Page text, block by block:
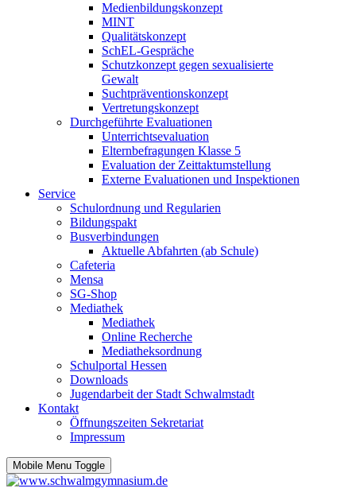
Medienbildungskonzept
MINT
Qualitätskonzept
SchEL-Gespräche
Schutzkonzept gegen sexualisierte
Gewalt
Suchtpräventionskonzept
Vertretungskonzept
Durchgeführte Evaluationen
Unterrichtsevaluation
Elternbefragungen Klasse 5
Evaluation der Zeittaktumstellung
Externe Evaluationen und Inspektionen
Service
Schulordnung und Regularien
Bildungspakt
Busverbindungen
Aktuelle Abfahrten (ab Schule)
Cafeteria
Mensa
SG-Shop
Mediathek
Mediathek
Online Recherche
Mediatheksordnung
Schulportal Hessen
Downloads
Jugendarbeit der Stadt Schwalmstadt
Kontakt
Öffnungszeiten Sekretariat
Impressum
Mobile Menu Toggle